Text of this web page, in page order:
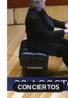
CONCIERTOS